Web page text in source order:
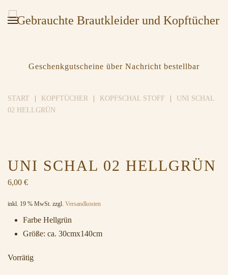
Geschenkgutscheine über Nachricht bestellbar
START KOPFTÜCHER KOPFSCHAL STOFF
UNI SCHAL
02 HELLGRÜN
UNI SCHAL 02 HELLGRÜN
6,00 €
inkl. 19 % MwSt. zzgl. Versandkosten
Farbe Hellgrün
Größe: ca. 30cmx140cm
Vorrätig